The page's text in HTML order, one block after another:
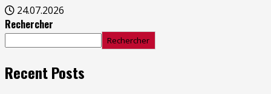
24.07.2026
Rechercher
Rechercher
Recent Posts